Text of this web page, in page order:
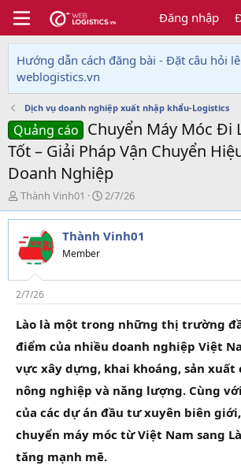
Đăng nhập
Hướng dẫn cách đăng bài - Đặt câu hỏi
weblogistics.vn
Dịch vụ doanh nghiệp xuất nhập khẩu-Logistics
Quảng cáo Chuyển Máy Móc Đi
Tốt – Giải Pháp Vận Chuyển
Doanh Nghiệp
T
h
r
e
a
d
s
t
a
r
e
r
Thành Vinh01
N
g
à
y
i
2/7/26
Thành Vinh01
Member
2/7/26
Lào là một trong những thị trường
điểm của nhiều doanh nghiệp Việt
vực xây dựng, khai khoáng, sản xuất
nông nghiệp và năng lượng. Cùng
của các dự án đầu tư xuyên biên
chuyển máy móc từ Việt Nam sang
tăng mạnh mẽ.